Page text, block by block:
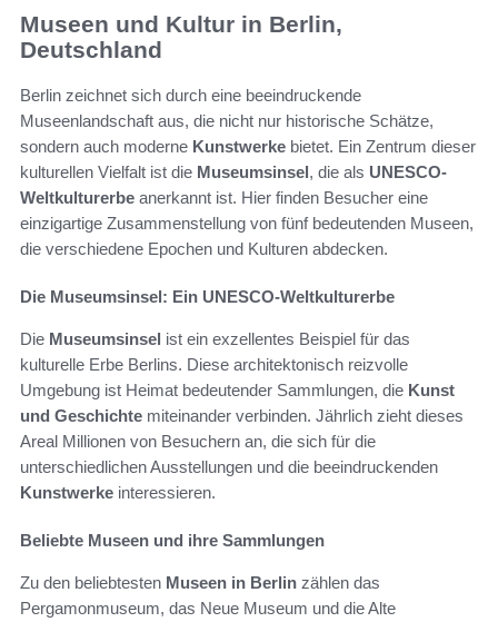
Museen und Kultur in Berlin,
Deutschland
Berlin zeichnet sich durch eine beeindruckende
Museenlandschaft aus, die nicht nur historische Schätze,
sondern auch moderne Kunstwerke bietet. Ein Zentrum dieser
kulturellen Vielfalt ist die Museumsinsel, die als UNESCO-
Weltkulturerbe anerkannt ist. Hier finden Besucher eine
einzigartige Zusammenstellung von fünf bedeutenden Museen,
die verschiedene Epochen und Kulturen abdecken.
Die Museumsinsel: Ein UNESCO-Weltkulturerbe
Die Museumsinsel ist ein exzellentes Beispiel für das
kulturelle Erbe Berlins. Diese architektonisch reizvolle
Umgebung ist Heimat bedeutender Sammlungen, die Kunst
und Geschichte miteinander verbinden. Jährlich zieht dieses
Areal Millionen von Besuchern an, die sich für die
unterschiedlichen Ausstellungen und die beeindruckenden
Kunstwerke interessieren.
Beliebte Museen und ihre Sammlungen
Zu den beliebtesten Museen in Berlin zählen das
Pergamonmuseum, das Neue Museum und die Alte